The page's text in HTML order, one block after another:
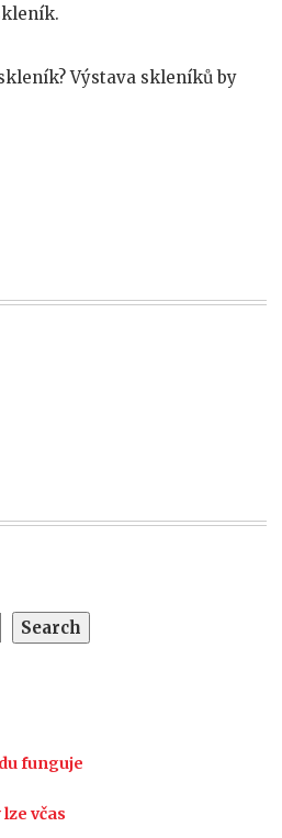
Výstava skleníků by
Search
funguje
včas